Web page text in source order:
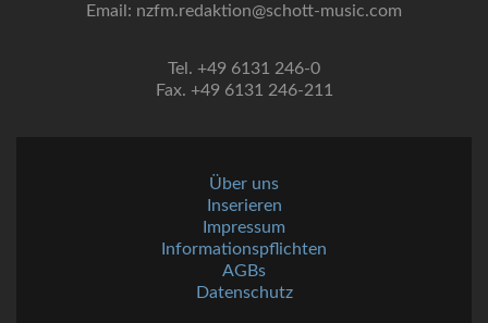
Email: nzfm.redaktion@schott-music.com
Tel. +49 6131 246-0
Fax. +49 6131 246-211
Über uns
Inserieren
Impressum
Informationspflichten
AGBs
Datenschutz